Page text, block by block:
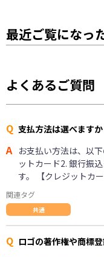
最近ご覧になっ
よくあるご質問
Q 支払方法は選べますか
A お支払い方法は、以
ットカード2. 銀行振
す。 【クレジットカ
関連タグ
共通
Q ロゴの著作権や商標